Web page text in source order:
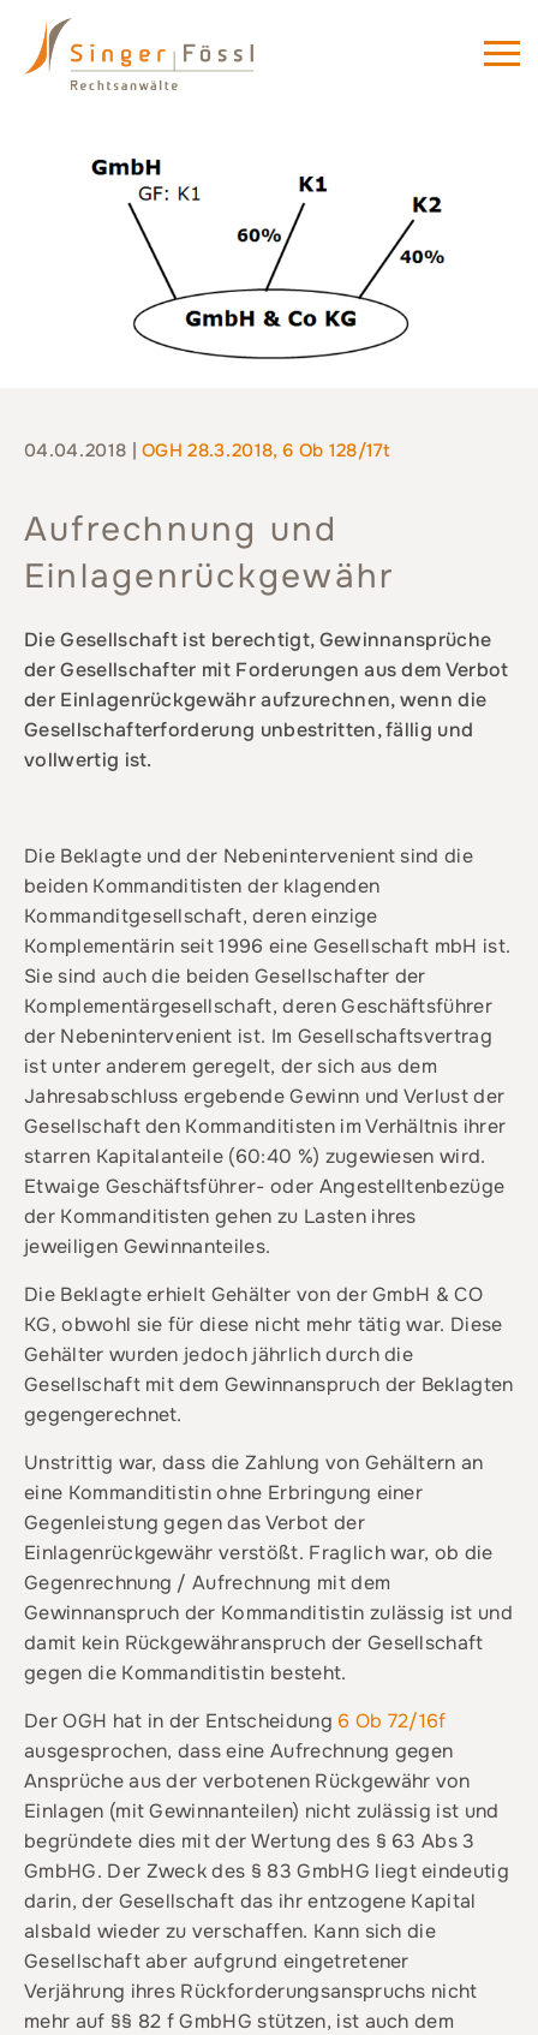
04.04.2018 |OGH 28.3.2018, 6 Ob 128/17t
Aufrechnung und
Einlagenrückgewähr
Die Gesellschaft ist berechtigt, Gewinnansprüche
der Gesellschafter mit Forderungen aus dem Verbot
der Einlagenrückgewähr aufzurechnen, wenn die
Gesellschafterforderung unbestritten, fällig und
vollwertig ist.
Die Beklagte und der Nebenintervenient sind die
beiden Kommanditisten der klagenden
Kommanditgesellschaft, deren einzige
Komplementärin seit 1996 eine Gesellschaft mbH ist.
Sie sind auch die beiden Gesellschafter der
Komplementärgesellschaft, deren Geschäftsführer
der Nebenintervenient ist. Im Gesellschaftsvertrag
ist unter anderem geregelt, der sich aus dem
Jahresabschluss ergebende Gewinn und Verlust der
Gesellschaft den Kommanditisten im Verhältnis ihrer
starren Kapitalanteile (60:40 %) zugewiesen wird.
Etwaige Geschäftsführer- oder Angestelltenbezüge
der Kommanditisten gehen zu Lasten ihres
jeweiligen Gewinnanteiles.
Die Beklagte erhielt Gehälter von der GmbH & CO
KG, obwohl sie für diese nicht mehr tätig war. Diese
Gehälter wurden jedoch jährlich durch die
Gesellschaft mit dem Gewinnanspruch der Beklagten
gegengerechnet.
Unstrittig war, dass die Zahlung von Gehältern an
eine Kommanditistin ohne Erbringung einer
Gegenleistung gegen das Verbot der
Einlagenrückgewähr verstößt. Fraglich war, ob die
Gegenrechnung / Aufrechnung mit dem
Gewinnanspruch der Kommanditistin zulässig ist und
damit kein Rückgewähranspruch der Gesellschaft
gegen die Kommanditistin besteht.
Der OGH hat in der Entscheidung 6 Ob 72/16f
ausgesprochen, dass eine Aufrechnung gegen
Ansprüche aus der verbotenen Rückgewähr von
Einlagen (mit Gewinnanteilen) nicht zulässig ist und
begründete dies mit der Wertung des § 63 Abs 3
GmbHG. Der Zweck des § 83 GmbHG liegt eindeutig
darin, der Gesellschaft das ihr entzogene Kapital
alsbald wieder zu verschaffen. Kann sich die
Gesellschaft aber aufgrund eingetretener
Verjährung ihres Rückforderungsanspruchs nicht
mehr auf §§ 82 f GmbHG stützen, ist auch dem